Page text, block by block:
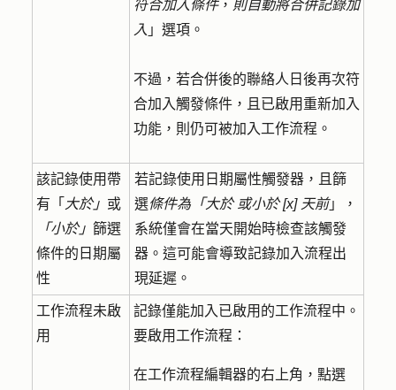
符合加入條件， 則自動將合併記錄加
入 」選項。
不過，若合併後的聯絡人日後再次符
合加入觸發條件，且已啟用重新加入
功能，則仍可被加入工作流程。
該記錄使用帶
有「 大於」 或
「小於」 篩選
條件的日期屬
性
若記錄使用日期屬性觸發器，且篩
選條件為「大於 或小於 [x] 天前」，
系統僅會在當天開始時檢查該觸發
器。這可能會導致記錄加入流程出
現延遲。
工作流程未啟
用
記錄僅能加入已啟用的工作流程中。
要啟用工作流程：
在工作流程編輯器的右上角，點選